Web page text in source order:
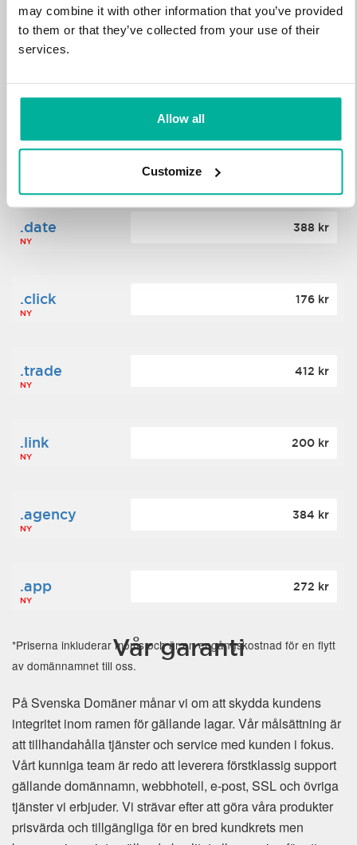
may combine it with other information that you’ve provided
to them or that they’ve collected from your use of their
services.
Allow all
Customize
.win
NY
388 kr
.bid
NY
388 kr
.science 364 kr
.date
NY
388 kr
.click
NY
176 kr
.trade
NY
412 kr
.link
NY
200 kr
.agency
NY
384 kr
.app
NY
272 kr
*Priserna inkluderar moms och är en engångskostnad för en flytt
av domännamnet till oss.
Vår garanti
På Svenska Domäner månar vi om att skydda kundens
integritet inom ramen för gällande lagar. Vår målsättning är
att tillhandahålla tjänster och service med kunden i fokus.
Vårt kunniga team är redo att leverera förstklassig support
gällande domännamn, webbhotell, e-post, SSL och övriga
tjänster vi erbjuder. Vi strävar efter att göra våra produkter
prisvärda och tillgängliga för en bred kundkrets men